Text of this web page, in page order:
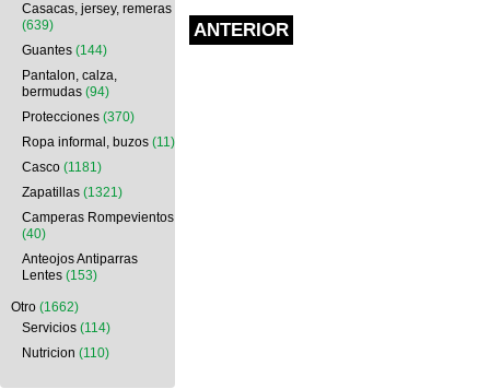
ANTERIOR
Casacas, jersey, remeras
(639)
Guantes (144)
Pantalon, calza,
bermudas (94)
Protecciones (370)
Ropa informal, buzos (11)
Casco (1181)
Zapatillas (1321)
Camperas Rompevientos
(40)
Anteojos Antiparras
Lentes (153)
Otro (1662)
Servicios (114)
Nutricion (110)